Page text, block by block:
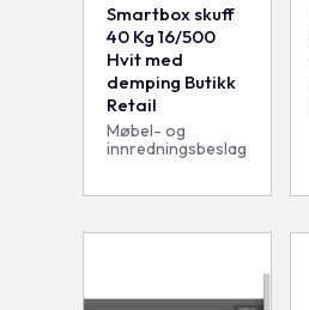
Smartbox skuff
40 Kg 16/500
Hvit med
demping Butikk
Retail
Møbel- og
innredningsbeslag